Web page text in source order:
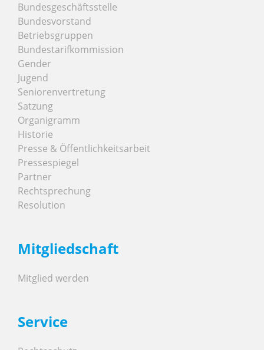
Bundesgeschäftsstelle
Bundesvorstand
Betriebsgruppen
Bundestarifkommission
Gender
Jugend
Seniorenvertretung
Satzung
Organigramm
Historie
Presse & Öffentlichkeitsarbeit
Pressespiegel
Partner
Rechtsprechung
Resolution
Mitgliedschaft
Mitglied werden
Service